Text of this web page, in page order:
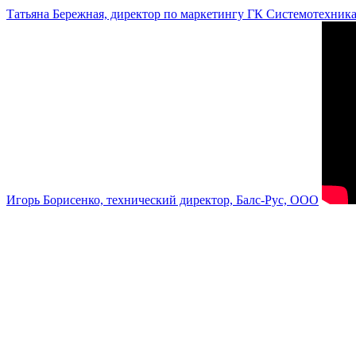
Татьяна Бережная, директор по маркетингу ГК Системотехника
Игорь Борисенко, технический директор, Балс-Рус, ООО